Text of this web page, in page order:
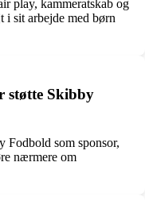
play, kammeratskab og
sit arbejde med børn
støtte Skibby
Fodbold som sponsor,
nærmere om